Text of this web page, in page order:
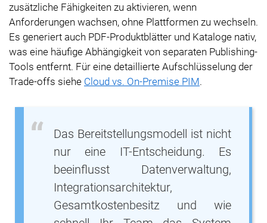
zusätzliche Fähigkeiten zu aktivieren, wenn
Anforderungen wachsen, ohne Plattformen zu wechseln.
Es generiert auch PDF-Produktblätter und Kataloge nativ,
was eine häufige Abhängigkeit von separaten Publishing-
Tools entfernt. Für eine detaillierte Aufschlüsselung der
Trade-offs siehe Cloud vs. On-Premise PIM.
Das Bereitstellungsmodell ist nicht
nur eine IT-Entscheidung. Es
beeinflusst Datenverwaltung,
Integrationsarchitektur,
Gesamtkostenbesitz und wie